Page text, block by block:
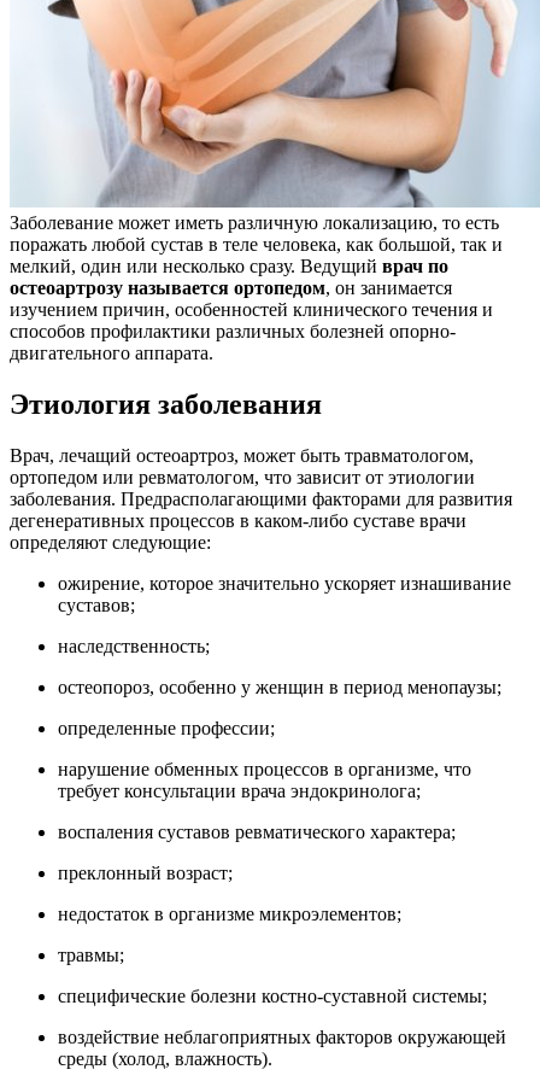
Заболевание может иметь различную локализацию, то есть
поражать любой сустав в теле человека, как большой, так и
мелкий, один или несколько сразу. Ведущий врач по
остеоартрозу называется ортопедом, он занимается
изучением причин, особенностей клинического течения и
способов профилактики различных болезней опорно-
двигательного аппарата.
Этиология заболевания
Врач, лечащий остеоартроз, может быть травматологом,
ортопедом или ревматологом, что зависит от этиологии
заболевания. Предрасполагающими факторами для развития
дегенеративных процессов в каком-либо суставе врачи
определяют следующие:
ожирение, которое значительно ускоряет изнашивание
суставов;
наследственность;
остеопороз, особенно у женщин в период менопаузы;
определенные профессии;
нарушение обменных процессов в организме, что
требует консультации врача эндокринолога;
воспаления суставов ревматического характера;
преклонный возраст;
недостаток в организме микроэлементов;
травмы;
специфические болезни костно-суставной системы;
воздействие неблагоприятных факторов окружающей
среды (холод, влажность).